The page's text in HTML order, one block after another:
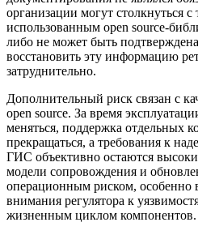
организации могут столкнуться
использованным open source-
либо не может быть
восстановить эту информацию
затруднительно.
Дополнительный риск связан с
open source. За время
меняться, поддержка отдельных
прекращаться, а требования к
ГИС объективно остаются
модели сопровождения и
операционным риском, особенно
внимания регулятора к
жизненным циклом компонентов.